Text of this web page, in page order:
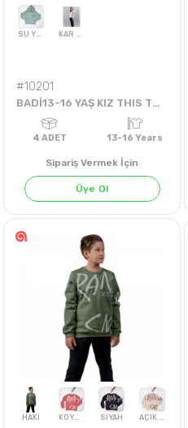
KAR MELANJ
#10201
BADİ13-16 YAŞ KIZ THIS TSHIRT BADİ
ADET 13-16 Years
Sipariş Vermek İçin
Üye Ol